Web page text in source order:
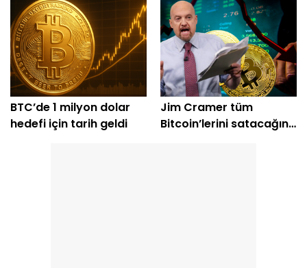
BTC’de 1 milyon dolar
hedefi için tarih geldi
Jim Cramer tüm
Bitcoin’lerini satacağını